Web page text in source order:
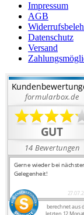
Impressum
AGB
Datenschutz
Versand